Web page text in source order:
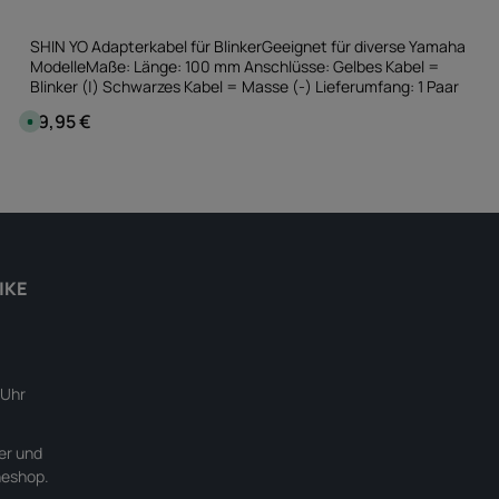
SHIN YO Adapterkabel für BlinkerGeeignet für diverse Yamaha
ModelleMaße: Länge: 100 mm Anschlüsse: Gelbes Kabel =
Blinker (|) Schwarzes Kabel = Masse (-) Lieferumfang: 1 Paar
Regulärer Preis:
S
o
e
t
S
19,95 €
und